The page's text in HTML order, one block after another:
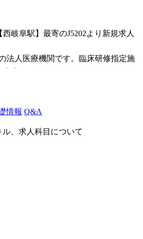
岐阜駅】最寄のJ5202より新規求人
法人医療機関です。臨床研修指定施
す。
増えてチェアを増設予定に伴い、ド
ました。
る場がここにはあります。
じめ最新の設備、院内・院外の勉強
一生懸命に！
情報 Q&A
、求人科目について